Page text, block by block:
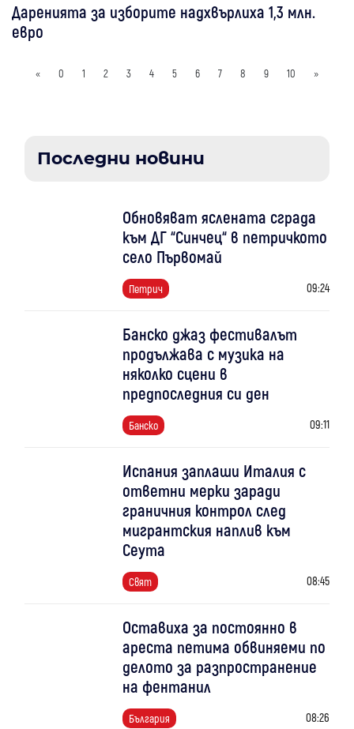
Даренията за изборите надхвърлиха 1,3 млн.
евро
« 0 1 2 3 4 5 6 7 8 9 10 »
Последни новини
Обновяват яслената сграда
към ДГ “Синчец“ в петричкото
село Първомай
Петрич 09:24
Банско джаз фестивалът
продължава с музика на
няколко сцени в
предпоследния си ден
Банско 09:11
Испания заплаши Италия с
ответни мерки заради
граничния контрол след
мигрантския наплив към
Сеута
Свят 08:45
Оставиха за постоянно в
ареста петима обвиняеми по
делото за разпространение
на фентанил
България 08:26